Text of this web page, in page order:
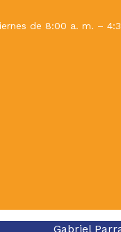
de 8:00 a. m. –
Gabriel